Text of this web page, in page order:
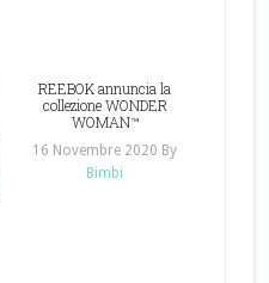
REEBOK annuncia la
collezione WONDER
WOMAN™
16 Novembre 2020 By
Bimbi